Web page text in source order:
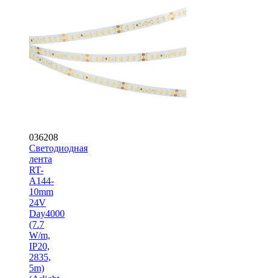
036208
Светодиодная
лента
RT-
A144-
10mm
24V
Day4000
(7.7
W/m,
IP20,
2835,
5m)